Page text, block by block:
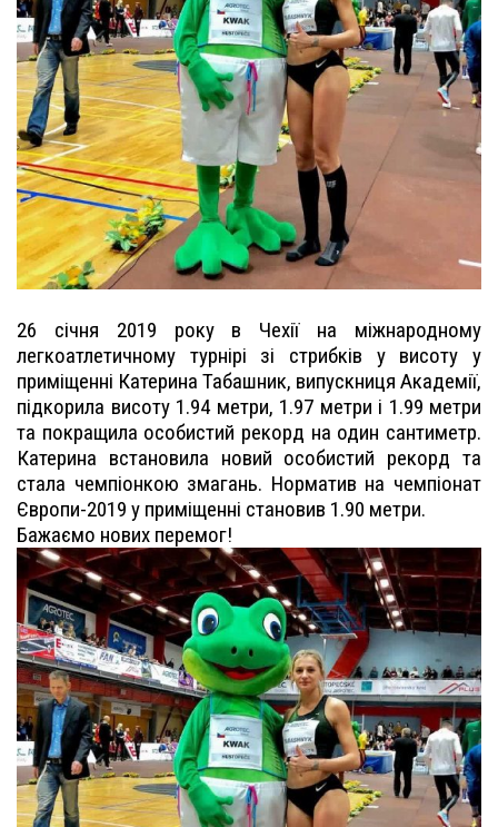
26 січня 2019 року в Чехії на міжнародному
легкоатлетичному турнірі зі стрибків у висоту у
приміщенні Катерина Табашник, випускниця Академії,
підкорила висоту 1.94 метри, 1.97 метри і 1.99 метри
та покращила особистий рекорд на один сантиметр.
Катерина встановила новий особистий рекорд та
стала чемпіонкою змагань. Норматив на чемпіонат
Європи-2019 у приміщенні становив 1.90 метри.
Бажаємо нових перемог!